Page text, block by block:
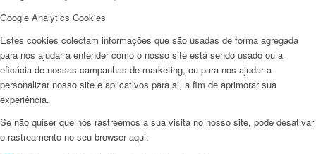
Google Analytics Cookies
Estes cookies colectam informações que são usadas de forma agregada
para nos ajudar a entender como o nosso site está sendo usado ou a
eficácia de nossas campanhas de marketing, ou para nos ajudar a
personalizar nosso site e aplicativos para si, a fim de aprimorar sua
experiência.
Se não quiser que nós rastreemos a sua visita no nosso site, pode desativar
o rastreamento no seu browser aqui: